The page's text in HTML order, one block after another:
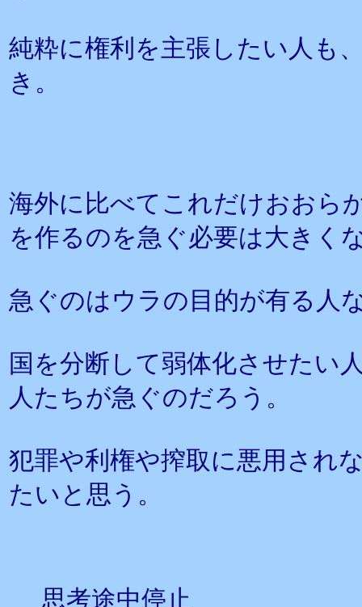
純粋に権利を主張したい人も
き。
海外に比べてこれだけおおら
を作るのを急ぐ必要は大きく
急ぐのはウラの目的が有る人
国を分断して弱体化させたい
人たちが急ぐのだろう。
犯罪や利権や搾取に悪用され
たいと思う。
思考途中停止